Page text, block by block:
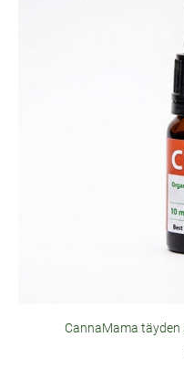
CannaMama täyden